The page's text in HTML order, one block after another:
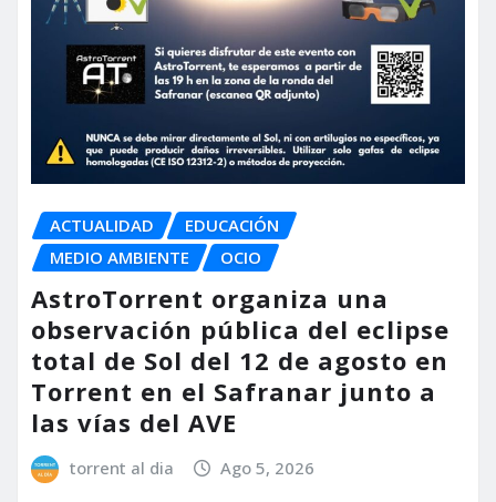
ACTUALIDAD
EDUCACIÓN
MEDIO AMBIENTE
OCIO
AstroTorrent organiza una
observación pública del eclipse
total de Sol del 12 de agosto en
Torrent en el Safranar junto a
las vías del AVE
torrent al dia Ago 5, 2026